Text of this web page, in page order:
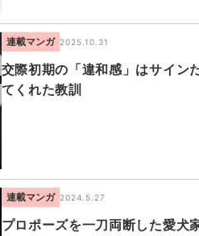
連載マンガ 2025.10.31
交際初期の「違和感」はサイン
てくれた教訓
連載マンガ 2024.5.27
プロポーズを一刀両断した愛犬